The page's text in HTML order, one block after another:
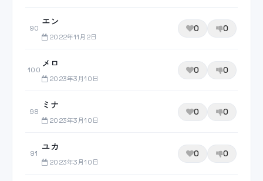
90
エン
2022年11月2日
0 0
100
メロ
2023年3月10日
0 0
98
ミナ
2023年3月10日
0 0
91
ユカ
2023年3月10日
0 0